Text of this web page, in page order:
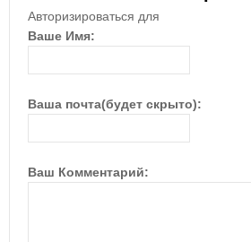
Авторизироваться для
Ваше Имя:
Ваша почта(будет скрыто):
Ваш Комментарий: